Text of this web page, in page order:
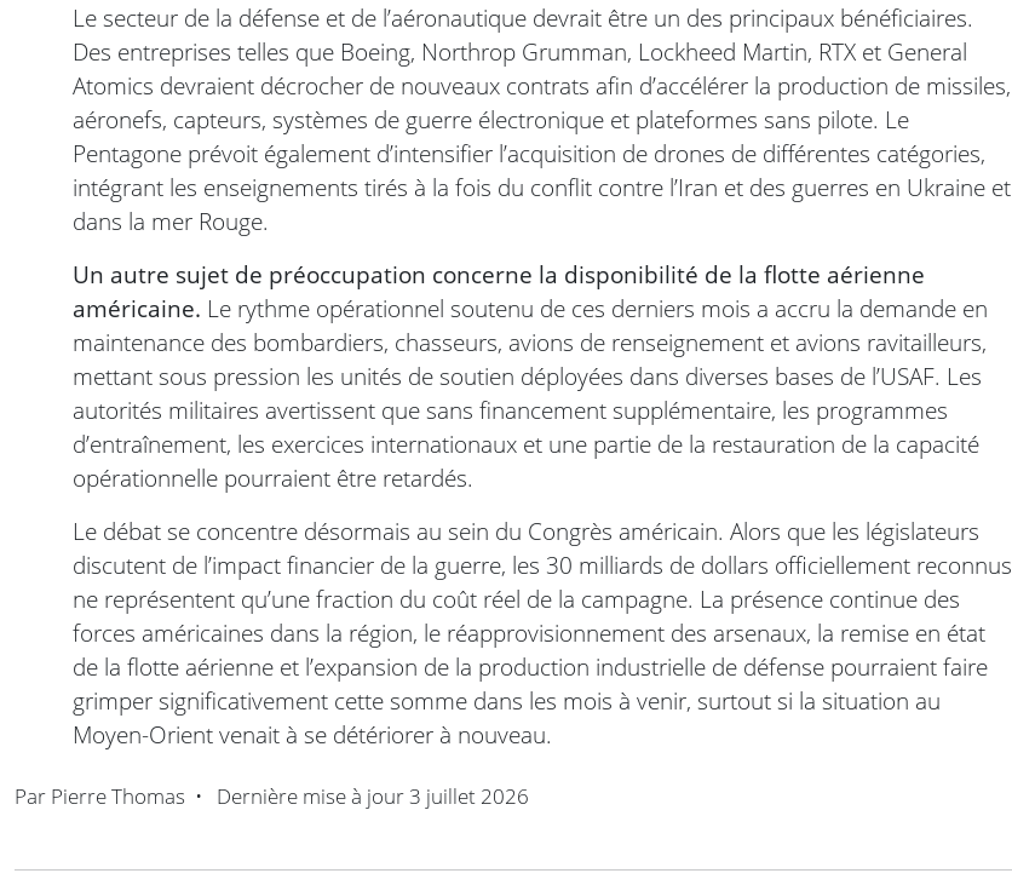
Le secteur de la défense et de l’aéronautique devrait être un des principaux bénéficiaires.
Des entreprises telles que Boeing, Northrop Grumman, Lockheed Martin, RTX et General
Atomics devraient décrocher de nouveaux contrats afin d’accélérer la production de missiles,
aéronefs, capteurs, systèmes de guerre électronique et plateformes sans pilote. Le
Pentagone prévoit également d’intensifier l’acquisition de drones de différentes catégories,
intégrant les enseignements tirés à la fois du conflit contre l’Iran et des guerres en Ukraine et
dans la mer Rouge.
Un autre sujet de préoccupation concerne la disponibilité de la flotte aérienne
américaine. Le rythme opérationnel soutenu de ces derniers mois a accru la demande en
maintenance des bombardiers, chasseurs, avions de renseignement et avions ravitailleurs,
mettant sous pression les unités de soutien déployées dans diverses bases de l’USAF. Les
autorités militaires avertissent que sans financement supplémentaire, les programmes
d’entraînement, les exercices internationaux et une partie de la restauration de la capacité
opérationnelle pourraient être retardés.
Le débat se concentre désormais au sein du Congrès américain. Alors que les législateurs
discutent de l’impact financier de la guerre, les 30 milliards de dollars officiellement reconnus
ne représentent qu’une fraction du coût réel de la campagne. La présence continue des
forces américaines dans la région, le réapprovisionnement des arsenaux, la remise en état
de la flotte aérienne et l’expansion de la production industrielle de défense pourraient faire
grimper significativement cette somme dans les mois à venir, surtout si la situation au
Moyen-Orient venait à se détériorer à nouveau.
Par Pierre Thomas • Dernière mise à jour 3 juillet 2026